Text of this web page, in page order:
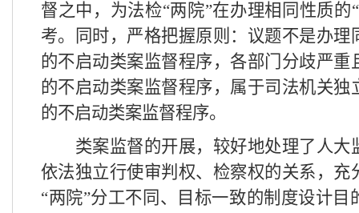
督之中，为法检“两院”在办理相同性质的
考。同时，严格把握原则：议题不是办理
的不启动类案监督程序，各部门分歧严重
的不启动类案监督程序，属于司法机关独
的不启动类案监督程序。
类案监督的开展，较好地处理了人大
依法独立行使审判权、检察权的关系，充
“两院”分工不同、目标一致的制度设计目